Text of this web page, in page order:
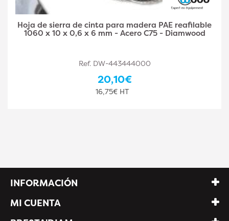
Hoja de sierra de cinta Madera PAE Reafilable 1060
x 6 x 0,5 x 4 mm - Acero C75 - Diamwood
Ref. DW-443444001
25,10€
20,92€ HT
INFORMACIÓN
MI CUENTA